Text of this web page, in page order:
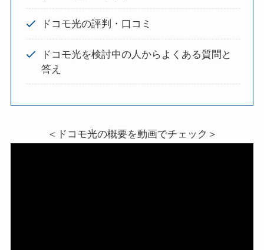
ドコモ光の評判・口コミ
ドコモ光を検討中の人からよくある質問と
答え
＜ドコモ光の概要を動画でチェック＞